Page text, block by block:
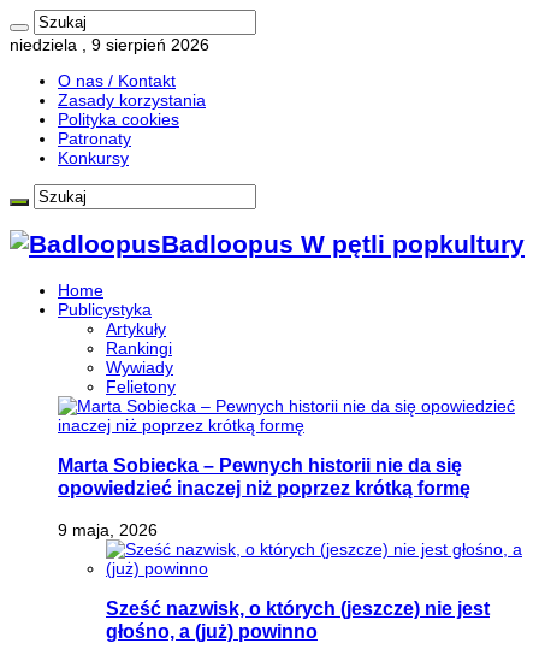
niedziela , 9 sierpień 2026
O nas / Kontakt
Zasady korzystania
Polityka cookies
Patronaty
Konkursy
Badloopus W pętli popkultury
Home
Publicystyka
Artykuły
Rankingi
Wywiady
Felietony
Marta Sobiecka – Pewnych historii nie da się
opowiedzieć inaczej niż poprzez krótką formę
9 maja, 2026
Sześć nazwisk, o których (jeszcze) nie jest
głośno, a (już) powinno